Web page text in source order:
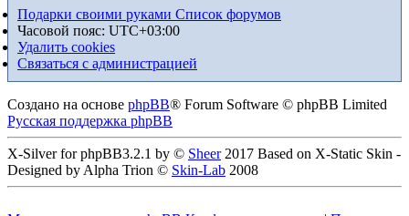
Подарки своими руками Список форумов
Часовой пояс: UTC+03:00
Удалить cookies
Связаться с администрацией
Создано на основе phpBB® Forum Software © phpBB Limited
Русская поддержка phpBB
X-Silver for phpBB3.2.1 by © Sheer2017 Based on X-Static Skin -
Designed by Alpha Trion © Skin-Lab 2008